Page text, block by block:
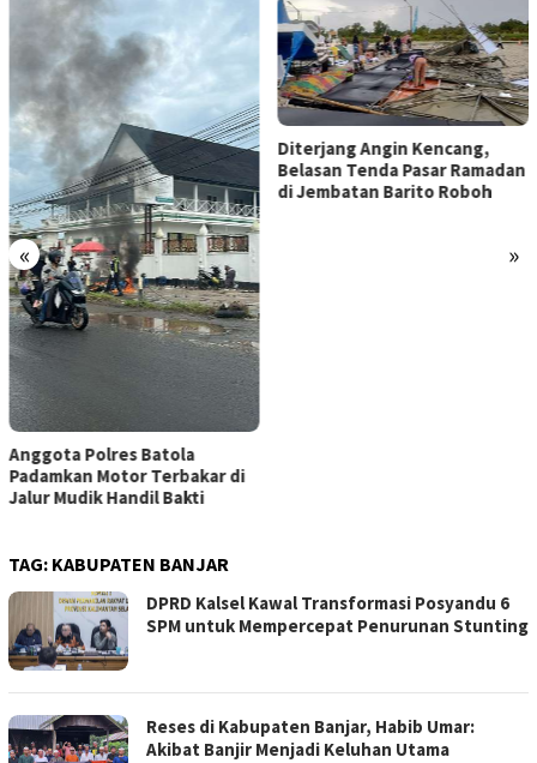
« »
Anggota Polres Batola
Padamkan Motor Terbakar di
Jalur Mudik Handil Bakti
Diterjang Angin Kencang,
Belasan Tenda Pasar Ramadan
di Jembatan Barito Roboh
TAG: KABUPATEN BANJAR
DPRD Kalsel Kawal Transformasi Posyandu 6
SPM untuk Mempercepat Penurunan Stunting
Reses di Kabupaten Banjar, Habib Umar:
Akibat Banjir Menjadi Keluhan Utama